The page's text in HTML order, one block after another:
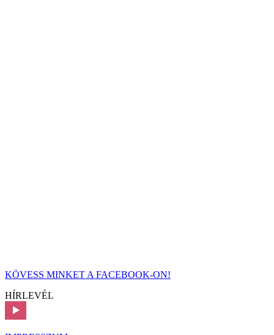
KÖVESS MINKET A FACEBOOK-ON!
HÍRLEVÉL